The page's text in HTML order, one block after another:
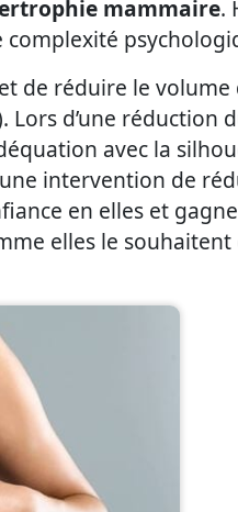
mammaire.
de réduire le volume
d’une réduction
avec la
intervention de
en elles et
elles le souhaitent